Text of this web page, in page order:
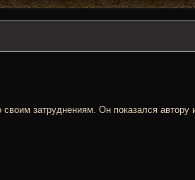
затруднениям. Он показался